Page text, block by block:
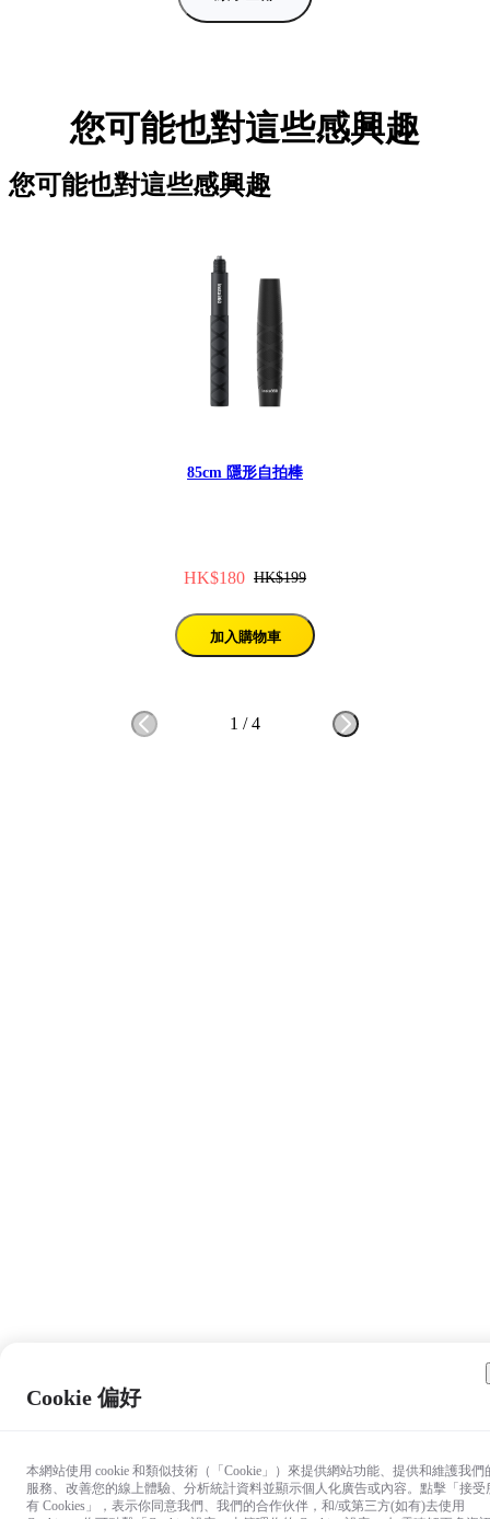
您可能也對這些感興趣
您可能也對這些感興趣
85cm 隱形自拍棒
HK$180 HK$199
加入購物車
1 /4
Cookie 偏好
本網站使用 cookie 和類似技術（「Cookie」）來提供網站功能、提供和維護我們
服務、改善您的線上體驗、分析統計資料並顯示個人化廣告或內容。點擊「接受
有 Cookies」，表示你同意我們、我們的合作伙伴，和/或第三方(如有)去使用